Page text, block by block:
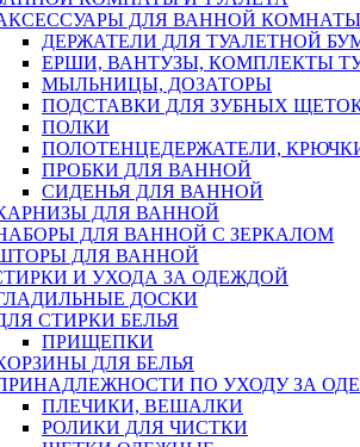
ДЛЯ ВАННОЙ КОМНАТЫ
ДЕРЖАТЕЛИ ДЛЯ ТУАЛЕТНОЙ
ЕРШИ, ВАНТУЗЫ, КОМПЛЕКТЫ
МЫЛЬНИЦЫ, ДОЗАТОРЫ
ПОДСТАВКИ ДЛЯ ЗУБНЫХ
ПОЛКИ
ПОЛОТЕНЦЕДЕРЖАТЕЛИ,
ПРОБКИ ДЛЯ ВАННОЙ
СИДЕНЬЯ ДЛЯ ВАННОЙ
ДЛЯ ВАННОЙ
ДЛЯ ВАННОЙ С ЗЕРКАЛОМ
ДЛЯ ВАННОЙ
И УХОДА ЗА ОДЕЖДОЙ
ДОСКИ
СТИРКИ БЕЛЬЯ
ПРИЩЕПКИ
ДЛЯ БЕЛЬЯ
ПО УХОДУ ЗА
ПЛЕЧИКИ, ВЕШАЛКИ
РОЛИКИ ДЛЯ ЧИСТКИ